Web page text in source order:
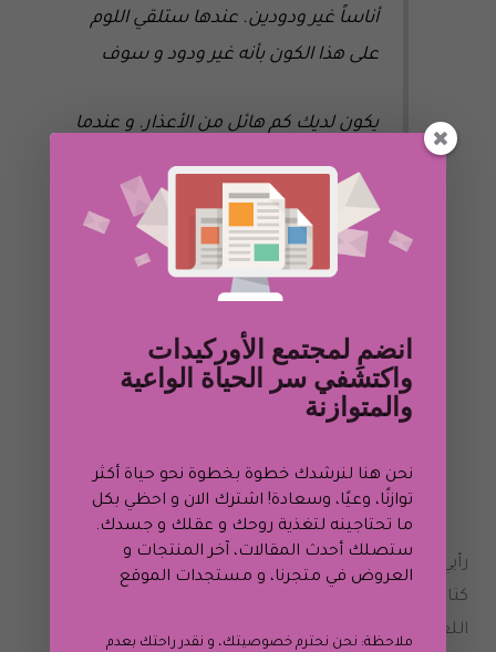
أناساً غير ودودين. عندها ستلقي اللوم
على هذا الكون بأنه غير ودود و سوف
يكون لديك كم هائل من الأعذار. و عندما
أناساً ودودين. ستبحث عن ظروف
تعمل لصالحك. سوف تتوقع تدفق
الحظ السعيد في حياتك. فقط ضع في
ذهنك أنه هنا و أنه سيأتيك وقتما يشاء
الله
رأيي الشخصي في الكتاب:
كتاب جميل جداً، فإذا كنت تنوين قراءة هذا الكتاب ستجدين
اللغة بسيطة و لكن محتواها عميق جداً لدرجة أنك قد لا
انضمِ لمجتمع الأوركيدات
واكتشفي سر الحياة الواعية
والمتوازنة
نحن هنا لنرشدك خطوة بخطوة نحو حياة أكثر
توازنًا، وعيًا، وسعادة! اشترك الان و احظي بكل
ما تحتاجينه لتغذية روحك و عقلك و جسدك.
ستصلك أحدث المقالات، آخر المنتجات و
العروض في متجرنا، و مستجدات الموقع
ملاحظة: نحن نحترم خصوصيتك، و نقدر راحتك بعدم